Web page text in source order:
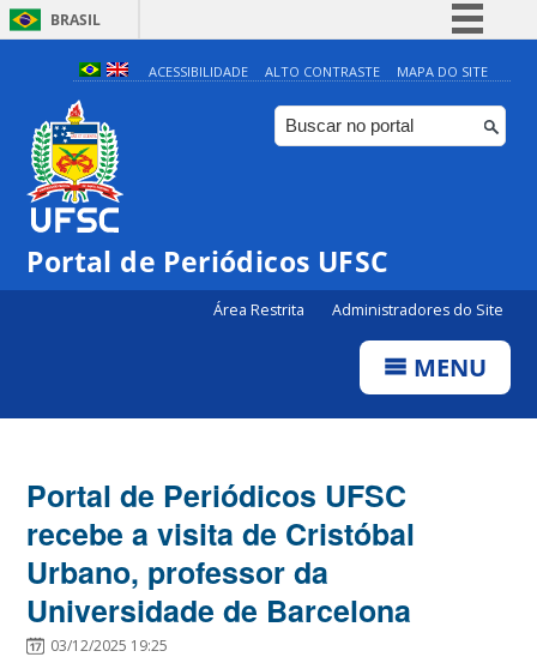
BRASIL
Simplifique!
Comunica BR
Participe
Canais
ACESSIBILIDADE ALTO CONTRASTE MAPA DO SITE
Portal de Periódicos UFSC
Área Restrita Administradores do Site
MENU
Portal de Periódicos UFSC
recebe a visita de Cristóbal
Urbano, professor da
Universidade de Barcelona
03/12/2025 19:25